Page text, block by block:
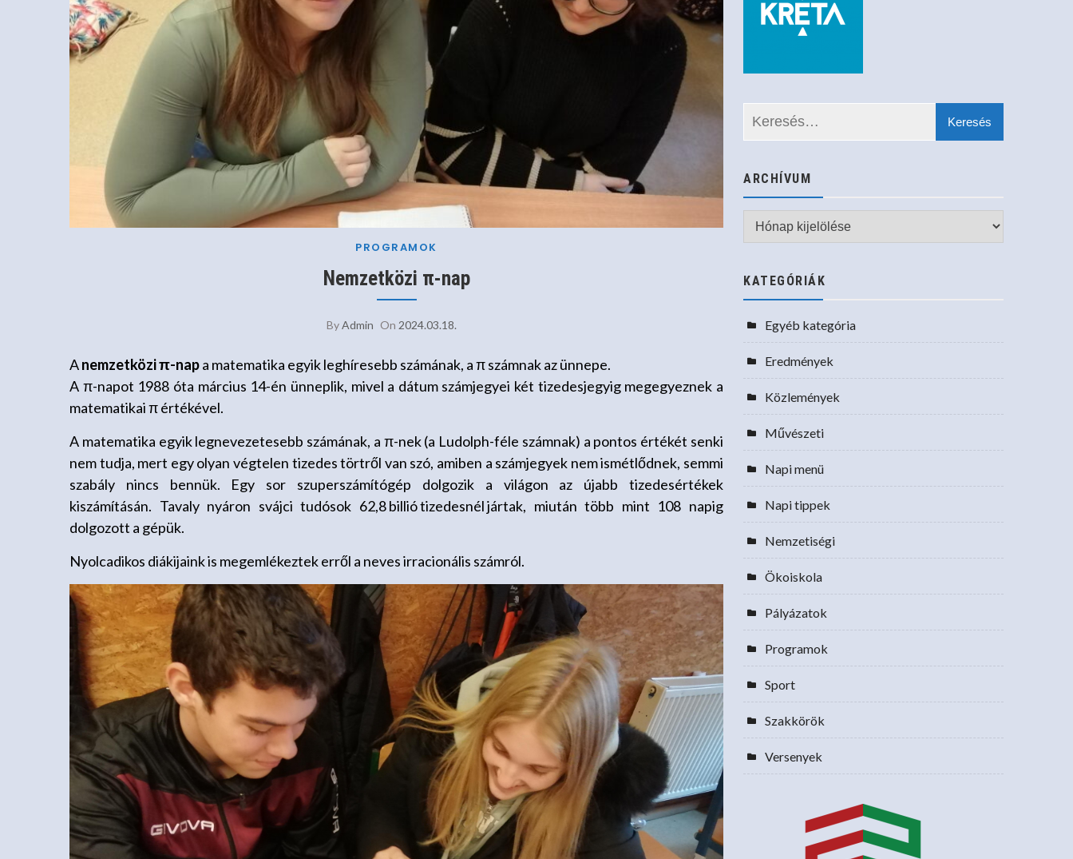
PROGRAMOK
Nemzetközi π-nap
ByAdmin On 2024.03.18.
Anemzetközi π-napa matematika egyik leghíresebb számának, a π számnak az ünnepe.
A π-napot 1988 óta március 14-én ünneplik, mivel a dátum számjegyei két tizedesjegyig megegyeznek a
matematikai π értékével.
A matematika egyik legnevezetesebb számának, a π-nek (a Ludolph-féle számnak) a pontos értékét senki
nem tudja, mert egy olyan végtelen tizedes törtről van szó, amiben a számjegyek nem ismétlődnek, semmi
szabály nincs bennük. Egy sor szuperszámítógép dolgozik a világon az újabb tizedesértékek
kiszámításán. Tavaly nyáron svájci tudósok 62,8 billió tizedesnél jártak, miután több mint 108 napig
dolgozott a gépük.
Nyolcadikos diákijaink is megemlékeztek erről a neves irracionális számról.
ARCHÍVUM
Archívum
KATEGÓRIÁK
Egyéb kategória
Eredmények
Közlemények
Művészeti
Napi menü
Napi tippek
Nemzetiségi
Ökoiskola
Pályázatok
Programok
Sport
Szakkörök
Versenyek